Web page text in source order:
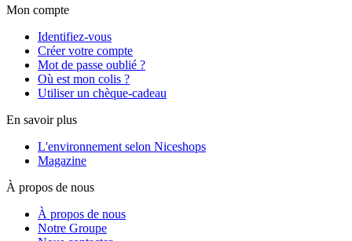
Mon compte
Identifiez-vous
Créer votre compte
Mot de passe oublié ?
Où est mon colis ?
Utiliser un chèque-cadeau
En savoir plus
L'environnement selon Niceshops
Magazine
À propos de nous
À propos de nous
Notre Groupe